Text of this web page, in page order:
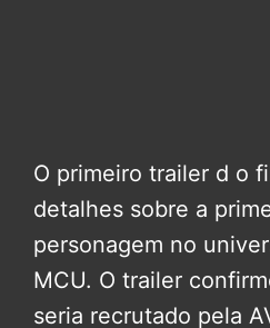
O primeiro trailer d o
detalhes sobre a
personagem no
MCU. O trailer
seria recrutado pela